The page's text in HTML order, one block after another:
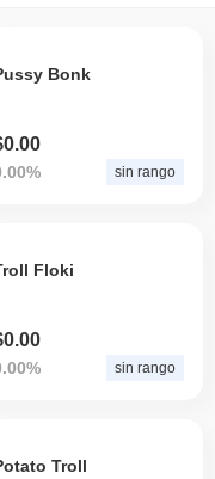
Bonk
sin rango
Floki
sin rango
Troll